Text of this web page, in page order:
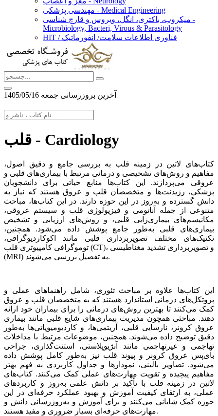
مهندسی پزشکی - Medical Engineering
میکروب، باکتری، انگل، ویروس و قارچ شناسی -
Microbiology, Bacteri, Virous & Parasitology
HIT / فناوری اطلاعات سلامت/ انفورماتیک
آخرین بروزرسانی جمعه 1405/05/16
قلب - Cardiology
کتاب‌های لاتین در زمینه قلب به بررسی جامع و دقیق اصول،
مفاهیم و روش‌های تشخیصی و درمانی مرتبط با بیماری‌های قلبی و
عروقی می‌پردازند. این کتاب‌ها منابع حیاتی برای دانشجویان
پزشکی، رزیدنت‌ها و متخصصان قلب و عروق هستند که نیاز به
دانش گسترده و به‌روز در این حوزه دارند. در این کتاب‌ها، مباحث
متنوعی از جمله آناتومی و فیزیولوژی قلب و سیستم عروقی،
مکانیسم‌های بیماری‌زایی قلبی، و روش‌های ارزیابی و تشخیص
بیماری‌های قلبی به‌طور جامع پوشش داده می‌شود. همچنین،
تکنیک‌های مختلف تصویربرداری قلبی مانند اکوکاردیوگرافی،
توموگرافی کامپیوتری قلب (CT)، و تصویربرداری تشدید مغناطیسی
(MRI) به تفصیل بررسی می‌شوند.
این کتاب‌ها علاوه بر مباحث تئوری، شامل راهنماهای عملی و
پروتکل‌های درمانی استاندارد هستند که به متخصصان قلب و عروق
کمک می‌کنند تا بهترین روش‌های درمانی را برای بیماران خود ارائه
دهند. مباحثی همچون مدیریت بیماری‌های شایع قلبی مانند بیماری
عروق کرونر، نارسایی قلبی، آریتمی‌ها، و کاردیومیوپاتی‌ها به‌طور
دقیق توضیح داده می‌شوند. همچنین، موضوعات مرتبط با مداخلات
تهاجمی و غیرتهاجمی مانند آنژیوپلاستی، استنت‌گذاری، جراحی
بای‌پس عروق کرونر و پیوند قلب نیز به‌طور کامل پوشش داده
می‌شود. تصاویر بالینی، نمودارها و جداول کاربردی به فهم بهتر
مفاهیم پیچیده و تقویت مهارت‌های عملی کمک می‌کنند. کتاب‌های
لاتین در زمینه قلب با تأکید بر دانش علمی به‌روز و کاربردهای
عملی، به ارتقای کیفیت آموزش و بهبود عملکرد حرفه‌ای در این
حوزه کمک شایانی می‌کنند و برای آموزش و به‌روزرسانی دانش و
مهارت‌های حرفه‌ای بسیار ضروری و مفید هستند.